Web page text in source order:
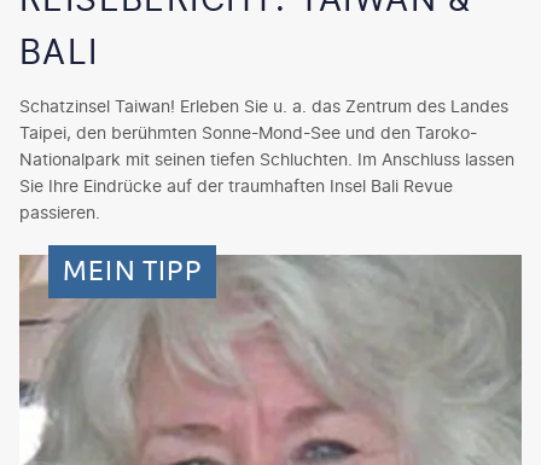
BALI
Schatzinsel Taiwan! Erleben Sie u. a. das Zentrum des Landes
Taipei, den berühmten Sonne-Mond-See und den Taroko-
Nationalpark mit seinen tiefen Schluchten. Im Anschluss lassen
Sie Ihre Eindrücke auf der traumhaften Insel Bali Revue
passieren.
MEIN TIPP